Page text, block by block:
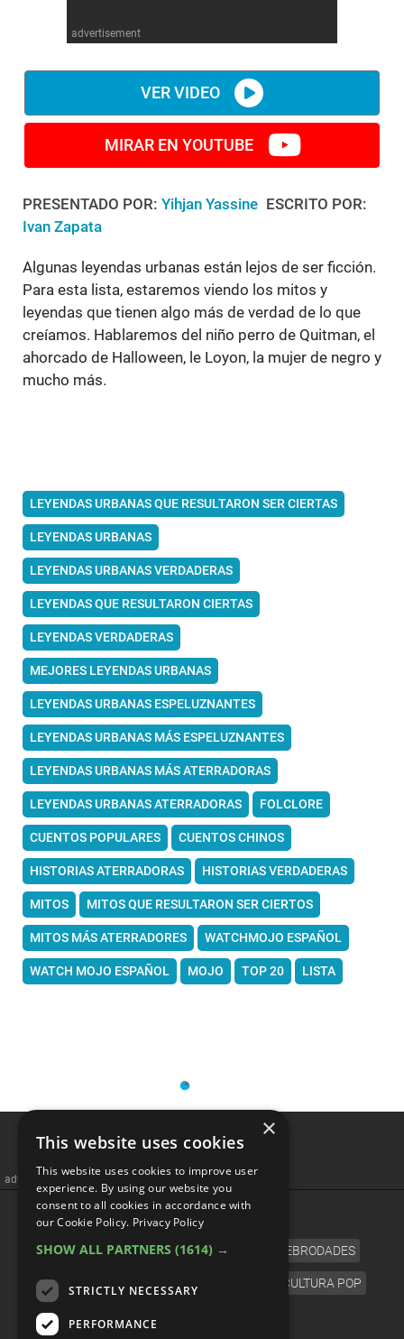
advertisement
VER VIDEO
MIRAR EN YOUTUBE
PRESENTADO POR: Yihjan Yassine ESCRITO POR:
Ivan Zapata
Algunas leyendas urbanas están lejos de ser ficción.
Para esta lista, estaremos viendo los mitos y
leyendas que tienen algo más de verdad de lo que
creíamos. Hablaremos del niño perro de Quitman, el
ahorcado de Halloween, le Loyon, la mujer de negro y
mucho más.
LEYENDAS URBANAS QUE RESULTARON SER CIERTAS
LEYENDAS URBANAS
LEYENDAS URBANAS VERDADERAS
LEYENDAS QUE RESULTARON CIERTAS
LEYENDAS VERDADERAS
MEJORES LEYENDAS URBANAS
LEYENDAS URBANAS ESPELUZNANTES
LEYENDAS URBANAS MÁS ESPELUZNANTES
LEYENDAS URBANAS MÁS ATERRADORAS
LEYENDAS URBANAS ATERRADORAS FOLCLORE
CUENTOS POPULARES CUENTOS CHINOS
HISTORIAS ATERRADORAS HISTORIAS VERDADERAS
MITOS MITOS QUE RESULTARON SER CIERTOS
MITOS MÁS ATERRADORES WATCHMOJO ESPAÑOL
WATCH MOJO ESPAÑOL MOJO TOP 20 LISTA
advertisememt
CATEGORÍAS
CINE TELEVISIÓN MÚSICA CELEBRODADES
VIDEOJUEGOS CULTURA POP
×
This website uses cookies
This website uses cookies to improve user
experience. By using our website you
consent to all cookies in accordance with
our Cookie Policy. Privacy Policy
SHOW ALL PARTNERS (1614) →
STRICTLY NECESSARY
PERFORMANCE